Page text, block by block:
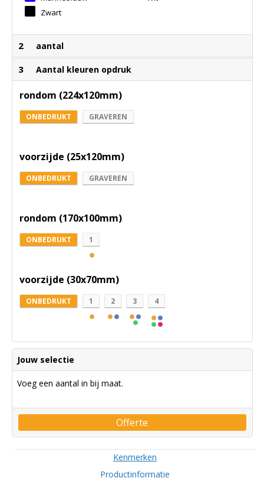
Zwart
2 aantal
3 Aantal kleuren opdruk
rondom (224x120mm)
ONBEDRUKT GRAVEREN
voorzijde (25x120mm)
ONBEDRUKT GRAVEREN
rondom (170x100mm)
ONBEDRUKT 1
voorzijde (30x70mm)
ONBEDRUKT 1 2 3 4
Jouw selectie
Voeg een aantal in bij maat.
Offerte
Kenmerken
Productinformatie